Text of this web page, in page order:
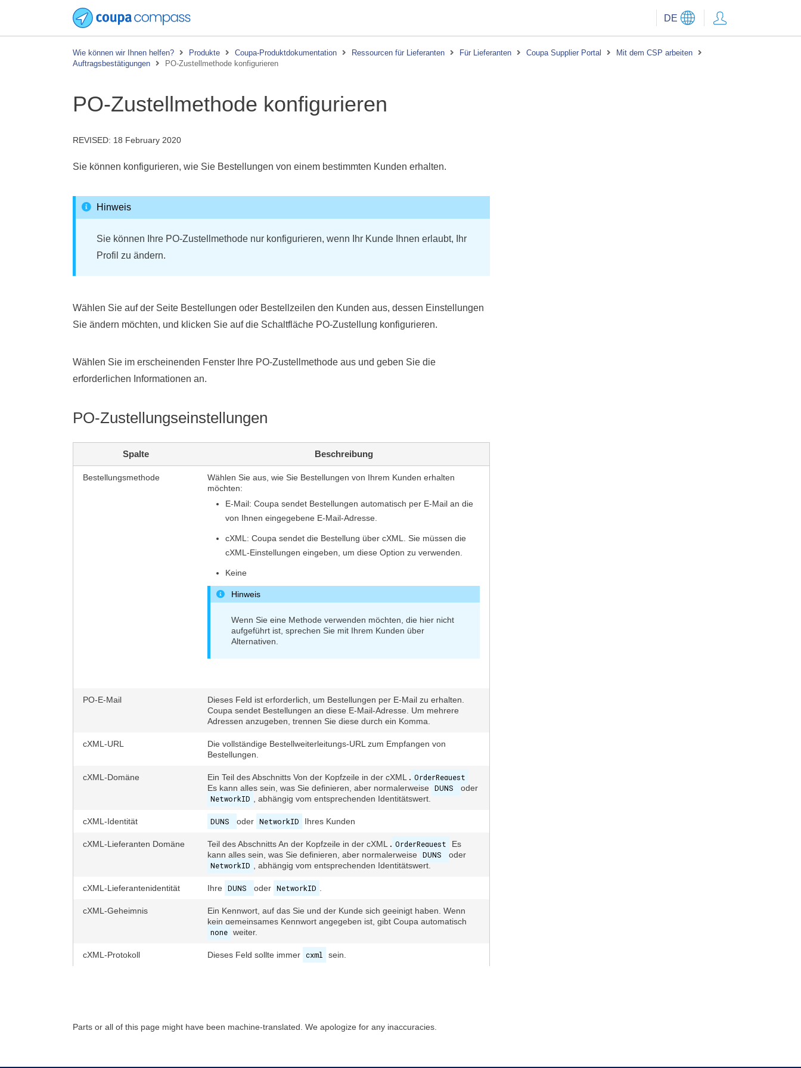
DE
Wie können wir Ihnen helfen? Produkte Coupa-Produktdokumentation Ressourcen für Lieferanten Für Lieferanten Coupa Supplier Portal
Mit dem CSP arbeiten
Auftragsbestätigungen
PO-Zustellmethode konfigurieren
PO-Zustellmethode konfigurieren
REVISED: 18 February 2020
Sie können konfigurieren, wie Sie Bestellungen von einem bestimmten Kunden erhalten.
Hinweis
Sie können Ihre PO-Zustellmethode nur konfigurieren, wenn Ihr Kunde Ihnen erlaubt, Ihr
Profil zu ändern.
Wählen Sie auf der Seite Bestellungen oder Bestellzeilen den Kunden aus, dessen Einstellungen
Sie ändern möchten, und klicken Sie auf die Schaltfläche PO-Zustellung konfigurieren.
Wählen Sie im erscheinenden Fenster Ihre PO-Zustellmethode aus und geben Sie die
erforderlichen Informationen an.
PO-Zustellungseinstellungen
Spalte Beschreibung
Bestellungsmethode
Wählen Sie aus, wie Sie Bestellungen von Ihrem Kunden erhalten
möchten:
E-Mail: Coupa sendet Bestellungen automatisch per E-Mail an die
von Ihnen eingegebene E-Mail-Adresse.
cXML: Coupa sendet die Bestellung über cXML. Sie müssen die
cXML-Einstellungen eingeben, um diese Option zu verwenden.
Keine
Hinweis
Wenn Sie eine Methode verwenden möchten, die hier nicht
aufgeführt ist, sprechen Sie mit Ihrem Kunden über
Alternativen.
PO-E-Mail
Dieses Feld ist erforderlich, um Bestellungen per E-Mail zu erhalten.
Coupa sendet Bestellungen an diese E-Mail-Adresse. Um mehrere
Adressen anzugeben, trennen Sie diese durch ein Komma.
cXML-URL
Die vollständige Bestellweiterleitungs-URL zum Empfangen von
Bestellungen.
cXML-Domäne Ein Teil des Abschnitts Von der Kopfzeile in der cXML . OrderRequest
Es kann alles sein, was Sie definieren, aber normalerweise DUNS
oder
NetworkID
, abhängig vom entsprechenden Identitätswert.
cXML-Identität DUNS oder NetworkID Ihres Kunden
cXML-Lieferanten Domäne Teil des Abschnitts An der Kopfzeile in der cXML . OrderRequest
Es
kann alles sein, was Sie definieren, aber normalerweise DUNS
oder
NetworkID
, abhängig vom entsprechenden Identitätswert.
cXML-Lieferantenidentität Ihre DUNS oder NetworkID
cXML-Geheimnis
Ein Kennwort, auf das Sie und der Kunde sich geeinigt haben. Wenn
kein gemeinsames Kennwort angegeben ist, gibt Coupa automatisch
none weiter.
cXML-Protokoll Dieses Feld sollte immer cxml sein.
Parts or all of this page might have been machine-translated. We apologize for any inaccuracies.